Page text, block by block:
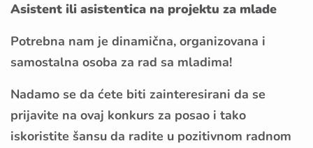
Asistent ili asistentica na projektu za mlade
Potrebna nam je dinamična, organizovana i
samostalna osoba za rad sa mladima!
Nadamo se da ćete biti zainteresirani da se
prijavite na ovaj konkurs za posao i tako
iskoristite šansu da radite u pozitivnom radnom